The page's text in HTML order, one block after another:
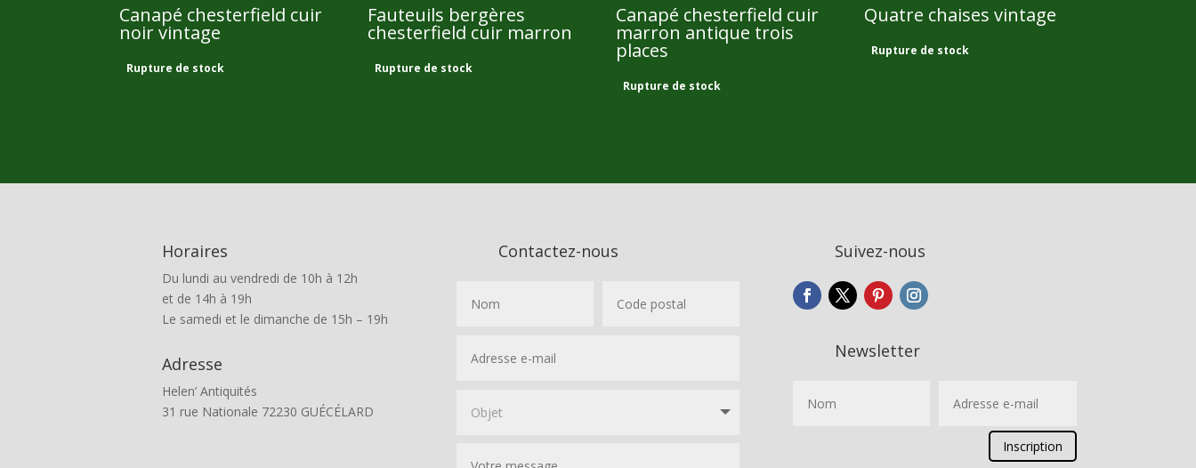
Rupture de stock
Canapé chesterfield cuir
noir vintage
2 200,00€ Rupture de stock
Fauteuils bergères
chesterfield cuir marron
2 000,00€
Rupture de stock
Canapé chesterfield cuir
marron antique trois
places
1 650,00€
Rupture de stock
Quatre chaises vintage
800,00€
Horaires
Du lundi au vendredi de 10h à 12h
et de 14h à 19h
Le samedi et le dimanche de 15h – 19h
Adresse
Helen’ Antiquités
31 rue Nationale 72230 GUÉCÉLARD
Contactez-nous Suivez-nous
Newsletter
Inscription